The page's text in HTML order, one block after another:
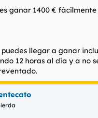
ganar 1400 €
llegar a ganar
12 horas al día y a no